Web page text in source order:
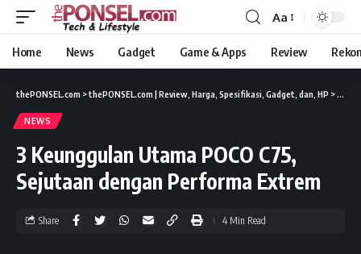
Aa
Home News Gadget Game & Apps Review
thePONSEL.com >thePONSEL.com | Review, Harga, Spesifikasi, Gadget, dan, HP > News
NEWS
3 Keunggulan Utama POCO C75,
Sejutaan dengan Performa Extrem
Share 4 Min Read